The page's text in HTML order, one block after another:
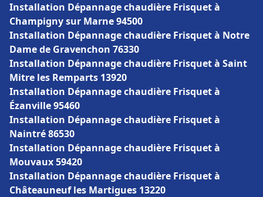
Installation Dépannage chaudière Frisquet à
Champigny sur Marne 94500
Installation Dépannage chaudière Frisquet à Notre
Dame de Gravenchon 76330
Installation Dépannage chaudière Frisquet à Saint
Mitre les Remparts 13920
Installation Dépannage chaudière Frisquet à
Ézanville 95460
Installation Dépannage chaudière Frisquet à
Naintré 86530
Installation Dépannage chaudière Frisquet à
Mouvaux 59420
Installation Dépannage chaudière Frisquet à
Châteauneuf les Martigues 13220